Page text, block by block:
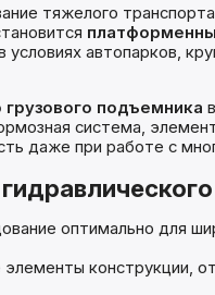
тяжелого
условиях автопарков,
подъемника
система,
даже при работе с
оптимально для
элементы конструкции,